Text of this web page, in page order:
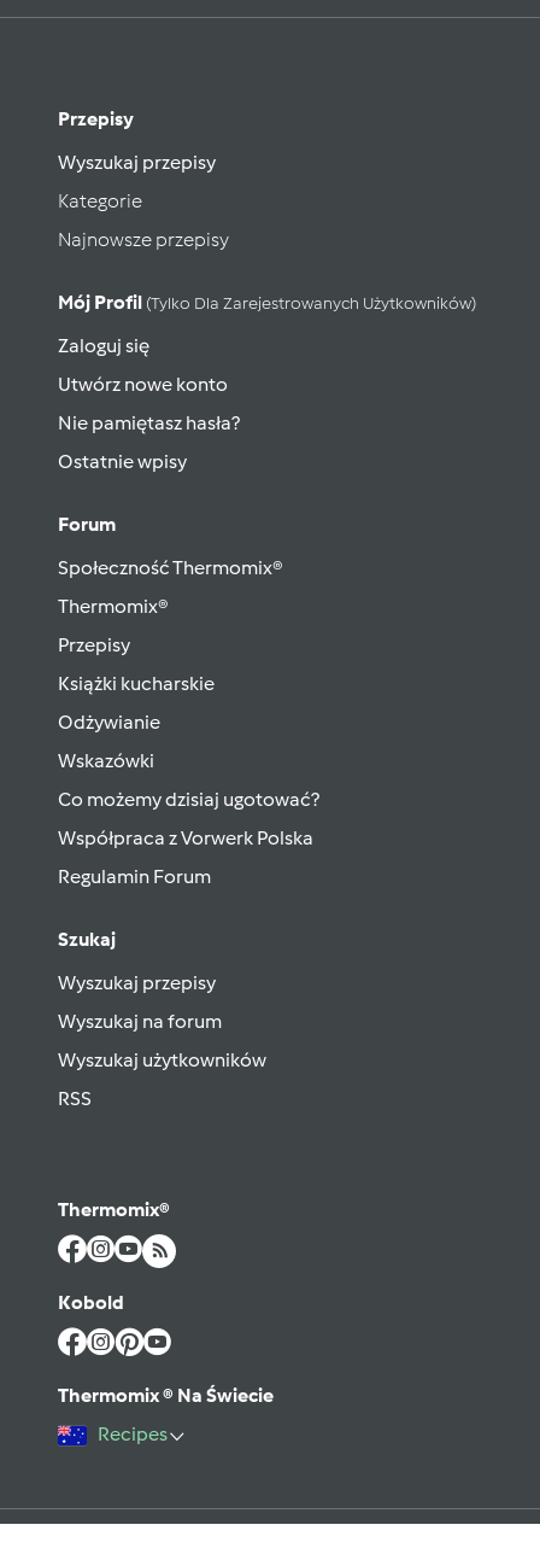
Przepisy
Wyszukaj przepisy
Kategorie
Najnowsze przepisy
Mój Profil (tylko Dla Zarejestrowanych Użytkowników)
Zaloguj się
Utwórz nowe konto
Nie pamiętasz hasła?
Ostatnie wpisy
Forum
Społeczność Thermomix®
Thermomix®
Przepisy
Książki kucharskie
Odżywianie
Wskazówki
Co możemy dzisiaj ugotować?
Współpraca z Vorwerk Polska
Regulamin Forum
Szukaj
Wyszukaj przepisy
Wyszukaj na forum
Wyszukaj użytkowników
RSS
Thermomix®
Kobold
Thermomix ® Na Świecie
Recipes